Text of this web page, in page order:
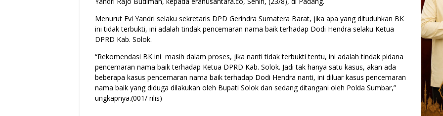
Menurut Evi Yandri selaku sekretaris DPD Gerindra Sumatera Barat, jika apa yang dituduhkan BK
ini tidak terbukti, ini adalah tindak pencemaran nama baik terhadap Dodi Hendra selaku Ketua
DPRD Kab. Solok.
“Rekomendasi BK ini masih dalam proses, jika nanti tidak terbukti tentu, ini adalah tindak pidana
pencemaran nama baik terhadap Ketua DPRD Kab. Solok. Jadi tak hanya satu kasus, akan ada
beberapa kasus pencemaran nama baik terhadap Dodi Hendra nanti, ini diluar kasus pencemaran
nama baik yang diduga dilakukan oleh Bupati Solok dan sedang ditangani oleh Polda Sumbar,”
ungkapnya.(001/ rilis)